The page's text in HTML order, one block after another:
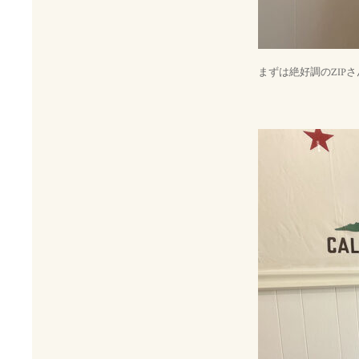
まずは絶好調のZIP